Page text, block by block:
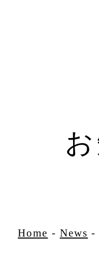
Home - News